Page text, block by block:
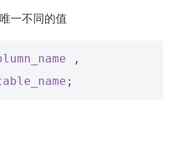
一不同的值
,
;